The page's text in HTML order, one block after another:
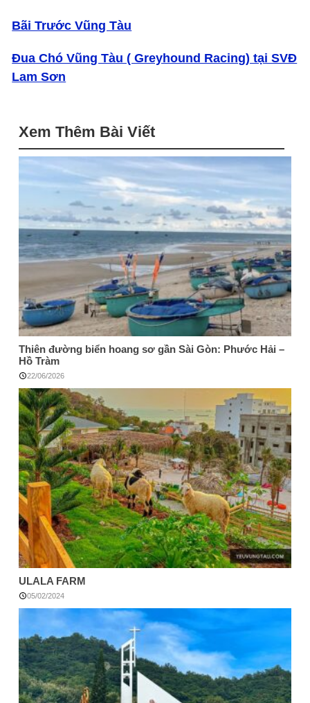
Bãi Trước Vũng Tàu
Đua Chó Vũng Tàu ( Greyhound Racing) tại SVĐ
Lam Sơn
Xem Thêm Bài Viết
Thiên đường biển hoang sơ gần Sài Gòn: Phước Hải –
Hồ Tràm
22/06/2026
ULALA FARM
05/02/2024